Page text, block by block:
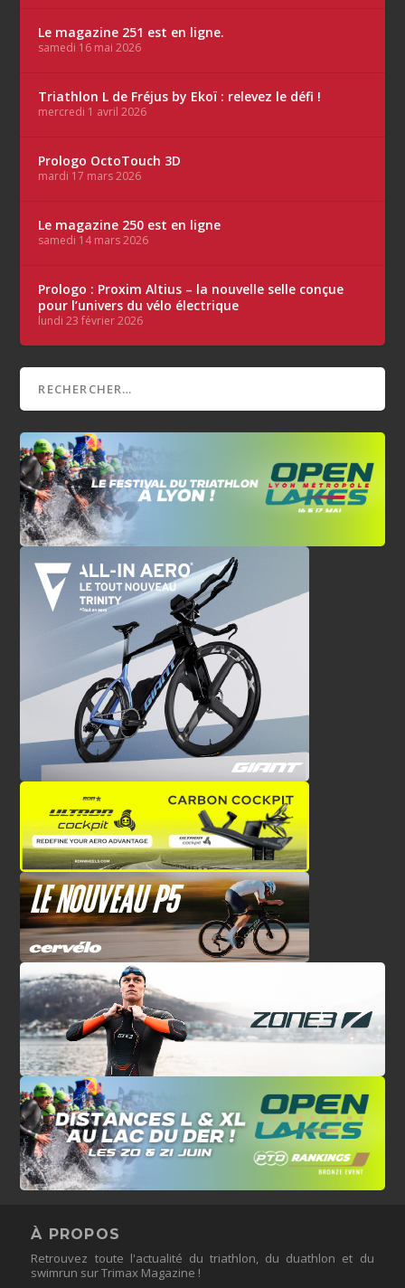
Le magazine 251 est en ligne.
samedi 16 mai 2026
Triathlon L de Fréjus by Ekoï : relevez le défi !
mercredi 1 avril 2026
Prologo OctoTouch 3D
mardi 17 mars 2026
Le magazine 250 est en ligne
samedi 14 mars 2026
Prologo : Proxim Altius – la nouvelle selle conçue
pour l’univers du vélo électrique
lundi 23 février 2026
À PROPOS
Retrouvez toute l'actualité du triathlon, du duathlon et du
swimrun sur Trimax Magazine !